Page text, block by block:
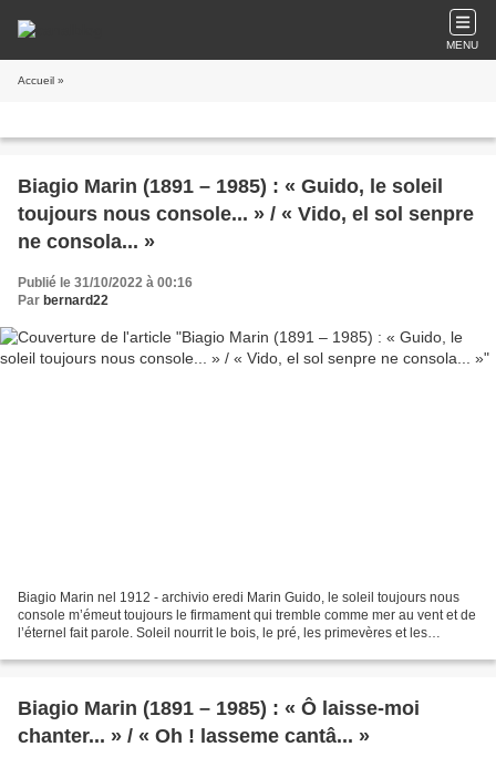
MENU
Accueil »
Biagio Marin (1891 – 1985) : « Guido, le soleil
toujours nous console... » / « Vido, el sol senpre
ne consola... »
Publié le 31/10/2022 à 00:16
Par bernard22
Biagio Marin nel 1912 - archivio eredi Marin Guido, le soleil toujours nous
console m’émeut toujours le firmament qui tremble comme mer au vent et de
l’éternel fait parole. Soleil nourrit le bois, le pré, les primevères et les
Biagio Marin (1891 – 1985) : « Ô laisse-moi
chanter... » / « Oh ! lasseme cantâ... »